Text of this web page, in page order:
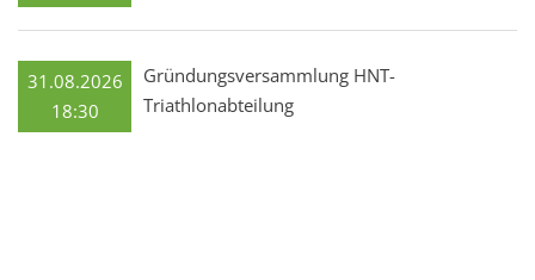
31.08.2026
18:30
Gründungsversammlung HNT-
Triathlonabteilung